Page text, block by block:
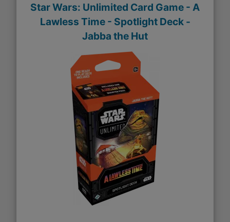
Star Wars: Unlimited Card Game - A
Lawless Time - Spotlight Deck -
Jabba the Hut